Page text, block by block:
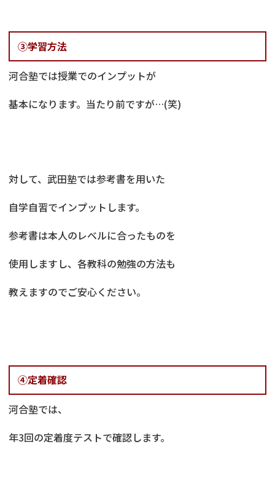
③学習方法
河合塾では授業でのインプットが
基本になります。当たり前ですが…(笑)
対して、武田塾では参考書を用いた
自学自習でインプットします。
参考書は本人のレベルに合ったものを
使用しますし、各教科の勉強の方法も
教えますのでご安心ください。
④定着確認
河合塾では、
年3回の定着度テストで確認します。